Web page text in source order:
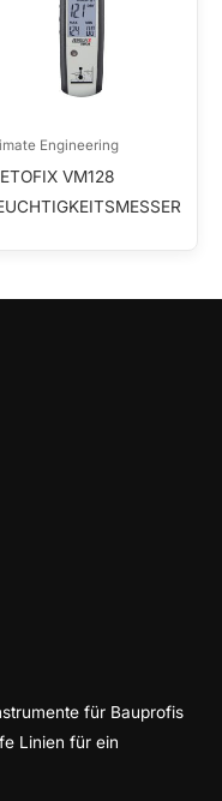
Engineering
VM128
für Bauprofis
Linien für ein